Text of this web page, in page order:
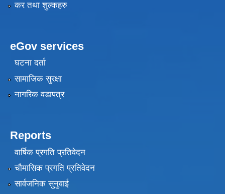
कर तथा शुल्कहरु
eGov services
घटना दर्ता
सामाजिक सुरक्षा
नागरिक वडापत्र
Reports
वार्षिक प्रगति प्रतिवेदन
चौमासिक प्रगति प्रतिवेदन
सार्वजनिक सुनुवाई